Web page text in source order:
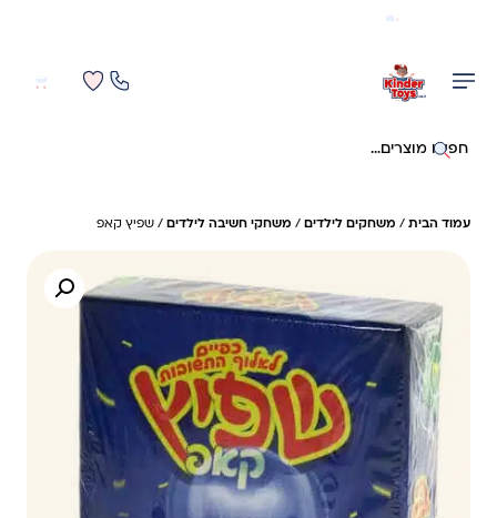
חיפוש באתר
עמוד הבית / משחקים לילדים / משחקי חשיבה לילדים / שפיץ קאפ